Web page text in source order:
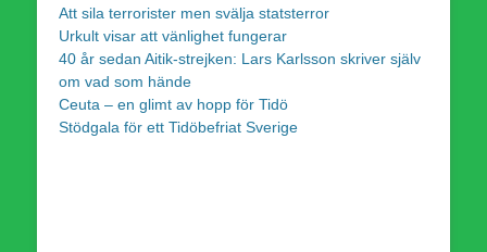
Att sila terrorister men svälja statsterror
Urkult visar att vänlighet fungerar
40 år sedan Aitik-strejken: Lars Karlsson skriver själv
om vad som hände
Ceuta – en glimt av hopp för Tidö
Stödgala för ett Tidöbefriat Sverige